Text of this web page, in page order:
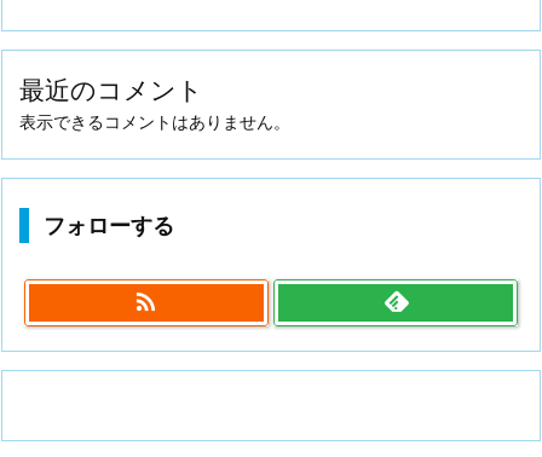
最近のコメント
表示できるコメントはありません。
フォローする
